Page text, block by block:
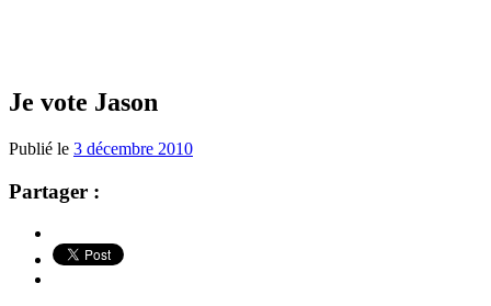
Je vote Jason
Publié le 3 décembre 2010
Partager :